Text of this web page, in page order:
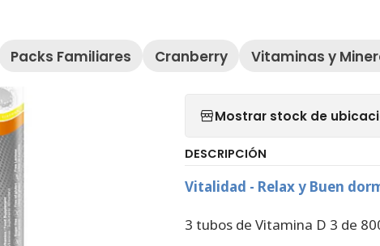
Packs Familiares Cranberry Vitaminas y
Agregar a la lista de
Mostrar stock de
DESCRIPCIÓN
Vitalidad - Relax y Buen
3 tubos de Vitamina D 3 de